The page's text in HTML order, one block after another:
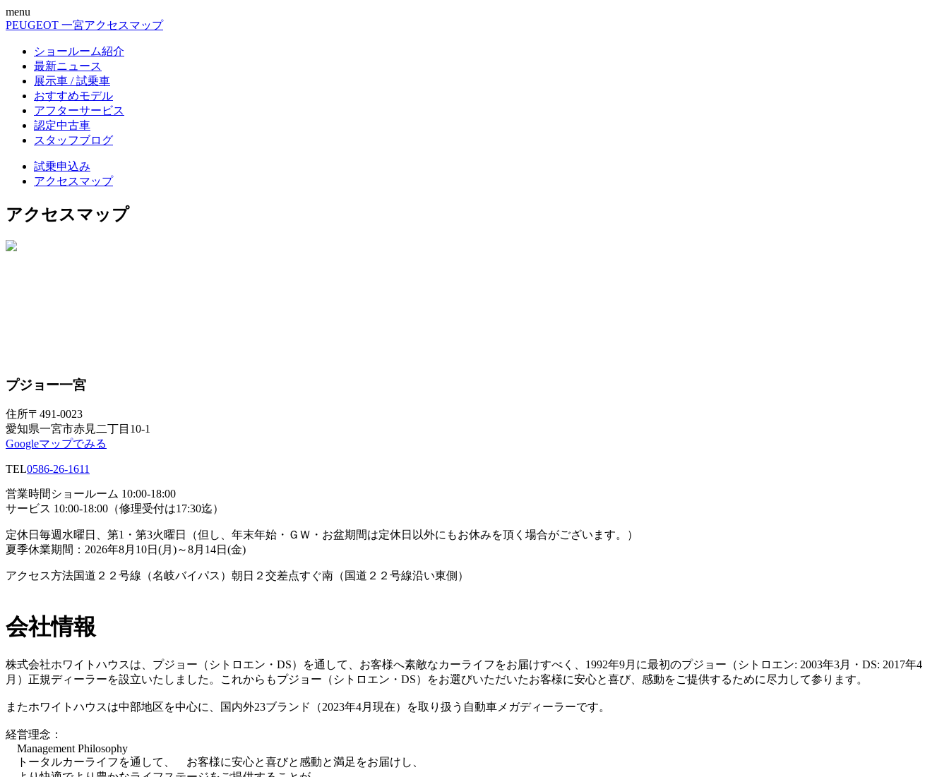
menu
PEUGEOT 一宮アクセスマップ
ショールーム紹介
最新ニュース
展示車 / 試乗車
おすすめモデル
アフターサービス
認定中古車
スタッフブログ
試乗申込み
アクセスマップ
アクセスマップ
プジョー一宮
住所〒491-0023
愛知県一宮市赤見二丁目10-1
Googleマップでみる
TEL0586-26-1611
営業時間 ショールーム 10:00-18:00
サービス 10:00-18:00（修理受付は17:30迄）
定休日 毎週水曜日、第1・第3火曜日（但し、年末年始・ＧＷ・お盆期間は定休日以外にもお休みを頂く場合がございます。）
夏季休業期間：2026年8月10日(月)～8月14日(金)
アクセス方法国道２２号線（名岐バイパス）朝日２交差点すぐ南（国道２２号線沿い東側）
会社情報
株式会社ホワイトハウスは、プジョー（シトロエン・DS）を通して、お客様へ素敵なカーライフをお届けすべく、1992年9月に最初のプジョー（シトロエン: 2003年3月・DS: 2017年4
月）正規ディーラーを設立いたしました。これからもプジョー（シトロエン・DS）をお選びいただいたお客様に安心と喜び、感動をご提供するために尽力して参ります。
またホワイトハウスは中部地区を中心に、国内外23ブランド（2023年4月現在）を取り扱う自動車メガディーラーです。
経営理念：
Management Philosophy
トータルカーライフを通して、 お客様に安心と喜びと感動と満足をお届けし、